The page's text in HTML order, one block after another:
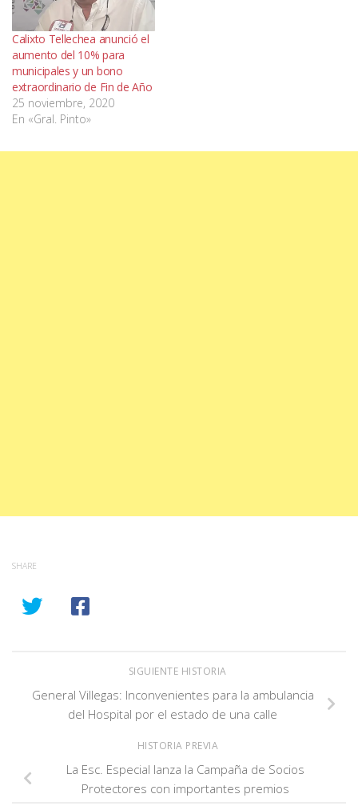
Calixto Tellechea anunció el
aumento del 10% para
municipales y un bono
extraordinario de Fin de Año
25 noviembre, 2020
En «Gral. Pinto»
SHARE
SIGUIENTE HISTORIA
General Villegas: Inconvenientes para la ambulancia
del Hospital por el estado de una calle
HISTORIA PREVIA
La Esc. Especial lanza la Campaña de Socios
Protectores con importantes premios